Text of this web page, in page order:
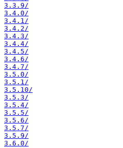
3.3.9/
3.4.0/
3.4.1/
3.4.2/
3.4.3/
3.4.4/
3.4.5/
3.4.6/
3.4.7/
3.5.0/
3.5.1/
3.5.10/
3.5.3/
3.5.4/
3.5.5/
3.5.6/
3.5.7/
3.5.9/
3.6.0/